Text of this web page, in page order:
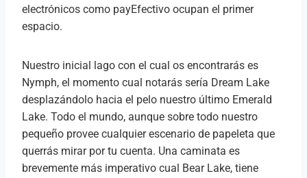
electrónicos como payEfectivo ocupan el primer
espacio.
Nuestro inicial lago con el cual os encontrarás es
Nymph, el momento cual notarás serí­a Dream Lake
desplazándolo hacia el pelo nuestro último Emerald
Lake. Todo el mundo, aunque sobre todo nuestro
pequeño provee cualquier escenario de papeleta que
querrás mirar por tu cuenta. Una caminata es
brevemente más imperativo cual Bear Lake, tiene